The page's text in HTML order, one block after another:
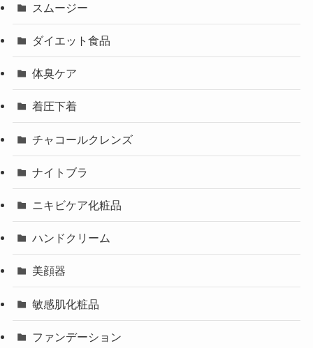
スムージー
ダイエット食品
体臭ケア
着圧下着
チャコールクレンズ
ナイトブラ
ニキビケア化粧品
ハンドクリーム
美顔器
敏感肌化粧品
ファンデーション